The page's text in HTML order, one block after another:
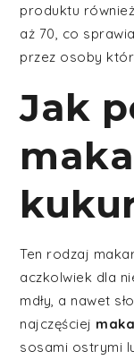
produktu
aż 70, co
przez osoby
Jak
Ten rodzaj
aczkolwiek dla
mdły, a nawet
najczęściej
sosami ostrymi